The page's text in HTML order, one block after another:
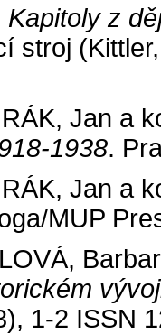
Kapitoly z
stroj
Jan a
1938.
Jan a
MUP
1-2 ISSN